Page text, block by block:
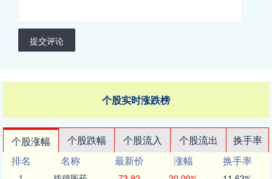
提交评论
个股实时涨跌榜
个股涨幅 个股跌幅 个股流入 个股流出
换手率
排名
名称 最新价 涨幅
换手率